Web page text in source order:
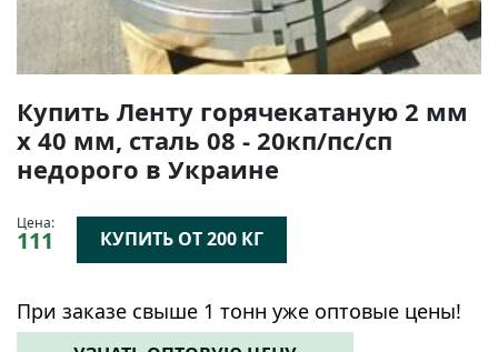
Купить Ленту горячекатаную 2 мм
х 40 мм, сталь 08 - 20кп/пс/сп
недорого в Украине
Цена:
111 КУПИТЬ ОТ 200 КГ
При заказе свыше 1 тонн уже оптовые цены!